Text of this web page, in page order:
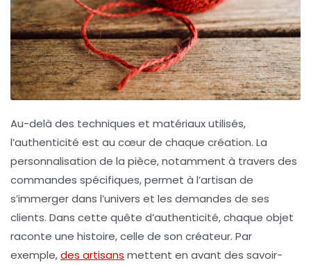
Au-delà des techniques et matériaux utilisés,
l’authenticité est au cœur de chaque création. La
personnalisation de la pièce, notamment à travers des
commandes spécifiques, permet à l’artisan de
s’immerger dans l’univers et les demandes de ses
clients. Dans cette quête d’authenticité, chaque objet
raconte une histoire, celle de son créateur. Par
exemple,des artisans mettent en avant des savoir-